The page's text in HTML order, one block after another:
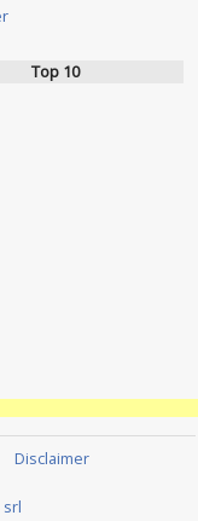
Top 10
Disclaimer
srl